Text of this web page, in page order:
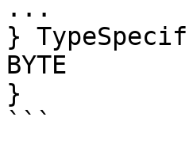
...
}
BYTE
}
```